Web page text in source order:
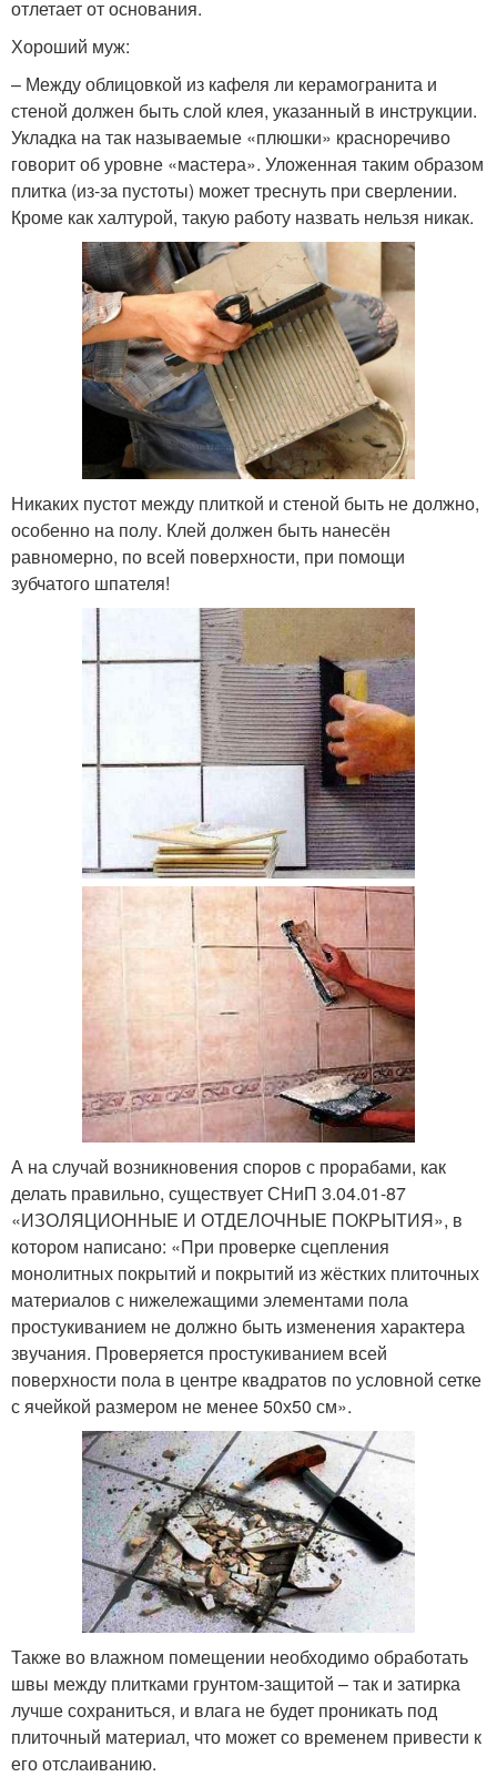
отлетает от основания.
Хороший муж:
– Между облицовкой из кафеля ли керамогранита и
стеной должен быть слой клея, указанный в инструкции.
Укладка на так называемые «плюшки» красноречиво
говорит об уровне «мастера». Уложенная таким образом
плитка (из-за пустоты) может треснуть при сверлении.
Кроме как халтурой, такую работу назвать нельзя никак.
Никаких пустот между плиткой и стеной быть не должно,
особенно на полу. Клей должен быть нанесён
равномерно, по всей поверхности, при помощи
зубчатого шпателя!
А на случай возникновения споров с прорабами, как
делать правильно, существует СНиП 3.04.01-87
«ИЗОЛЯЦИОННЫЕ И ОТДЕЛОЧНЫЕ ПОКРЫТИЯ», в
котором написано: «При проверке сцепления
монолитных покрытий и покрытий из жёстких плиточных
материалов с нижележащими элементами пола
простукиванием не должно быть изменения характера
звучания. Проверяется простукиванием всей
поверхности пола в центре квадратов по условной сетке
с ячейкой размером не менее 50х50 см».
Также во влажном помещении необходимо обработать
швы между плитками грунтом-защитой – так и затирка
лучше сохраниться, и влага не будет проникать под
плиточный материал, что может со временем привести к
его отслаиванию.